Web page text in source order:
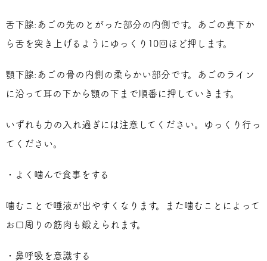
舌下腺:あごの先のとがった部分の内側です。あごの真下か
ら舌を突き上げるようにゆっくり10回ほど押します。
顎下腺:あごの骨の内側の柔らかい部分です。あごのライン
に沿って耳の下から顎の下まで順番に押していきます。
いずれも力の入れ過ぎには注意してください。ゆっくり行っ
てください。
・よく噛んで食事をする
噛むことで唾液が出やすくなります。また噛むことによって
お口周りの筋肉も鍛えられます。
・鼻呼吸を意識する